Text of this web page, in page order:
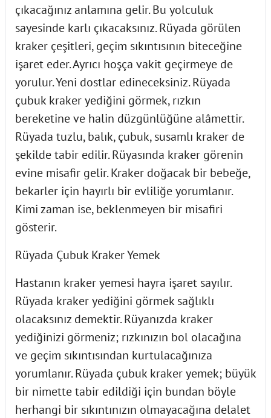
çıkacağınız anlamına gelir. Bu yolculuk
sayesinde karlı çıkacaksınız. Rüyada görülen
kraker çeşitleri, geçim sıkıntısının biteceğine
işaret eder. Ayrıcı hoşça vakit geçirmeye de
yorulur. Yeni dostlar edineceksiniz. Rüyada
çubuk kraker yediğini görmek, rızkın
bereketine ve halin düzgünlüğüne alâmettir.
Rüyada tuzlu, balık, çubuk, susamlı kraker de
şekilde tabir edilir. Rüyasında kraker görenin
evine misafir gelir. Kraker doğacak bir bebeğe,
bekarler için hayırlı bir evliliğe yorumlanır.
Kimi zaman ise, beklenmeyen bir misafiri
gösterir.
Rüyada Çubuk Kraker Yemek
Hastanın kraker yemesi hayra işaret sayılır.
Rüyada kraker yediğini görmek sağlıklı
olacaksınız demektir. Rüyanızda kraker
yediğinizi görmeniz; rızkınızın bol olacağına
ve geçim sıkıntısından kurtulacağınıza
yorumlanır. Rüyada çubuk kraker yemek; büyük
bir nimette tabir edildiği için bundan böyle
herhangi bir sıkıntınızın olmayacağına delalet